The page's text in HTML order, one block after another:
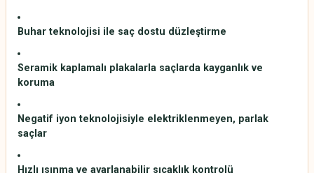
Buhar teknolojisi ile saç dostu düzleştirme
Seramik kaplamalı plakalarla saçlarda kayganlık ve
koruma
Negatif iyon teknolojisiyle elektriklenmeyen, parlak
saçlar
Hızlı ısınma ve ayarlanabilir sıcaklık kontrolü